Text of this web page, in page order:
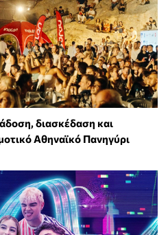
διασκέδαση και
Αθηναϊκό Πανηγύρι